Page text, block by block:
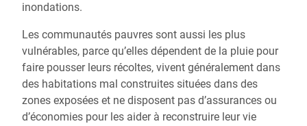
inondations.
Les communautés pauvres sont aussi les plus
vulnérables, parce qu’elles dépendent de la pluie pour
faire pousser leurs récoltes, vivent généralement dans
des habitations mal construites situées dans des
zones exposées et ne disposent pas d’assurances ou
d’économies pour les aider à reconstruire leur vie